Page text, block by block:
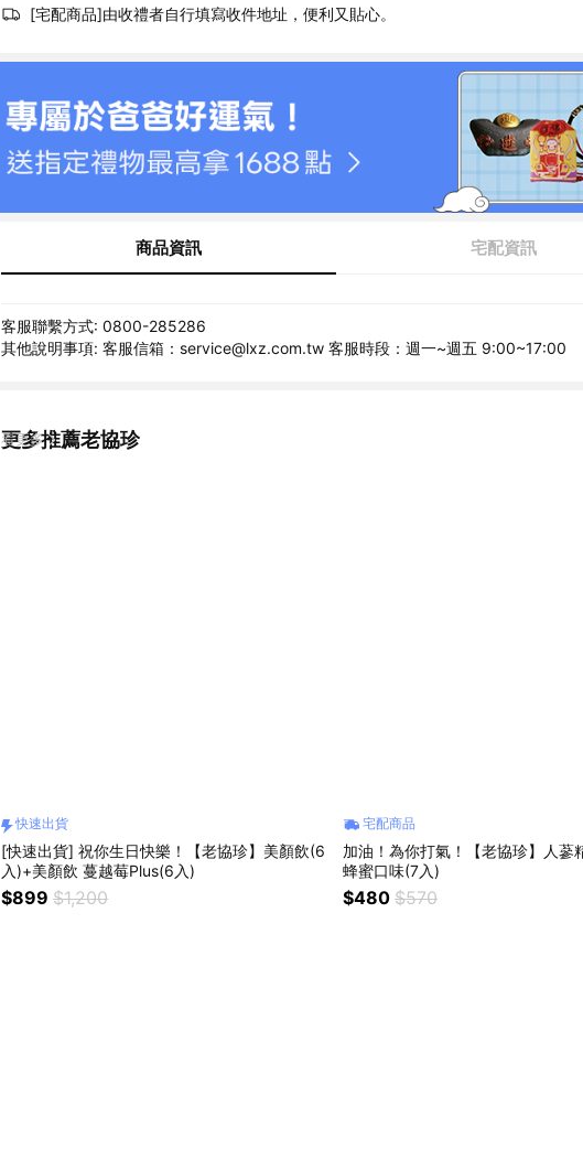
[宅配商品]由收禮者自行填寫收件地址，便利又貼心。
商品資訊 宅配資訊
客服聯繫方式: 0800-285286
其他說明事項: 客服信箱：service@lxz.com.tw 客服時段：週一~週五 9:00~17:00
更多推薦老協珍
看更多
快速出貨
[快速出貨] 祝你生日快樂！【老協珍】美顏飲(6
入)+美顏飲 蔓越莓Plus(6入)
$899 $1,200
宅配商品
加油！為你打氣！【老協珍】人蔘
蜂蜜口味(7入)
$480 $570